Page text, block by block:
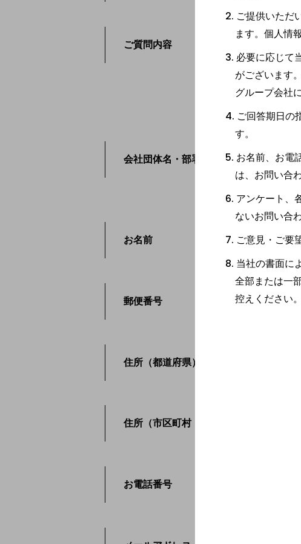
ご質問内容
会社団体名・部署名 必須
個
お名前 必須
郵便番号
住所（都道府県）
住所（市区町村・番地）
お電話番号
ご提供いただ
ます。個人情
必要に応じて
がございます
グループ会社
ご回答期日の
す。
お名前、お電
は、お問い合
アンケート、
ないお問い合
ご意見・ご要
当社の書面に
全部または一
控えください。